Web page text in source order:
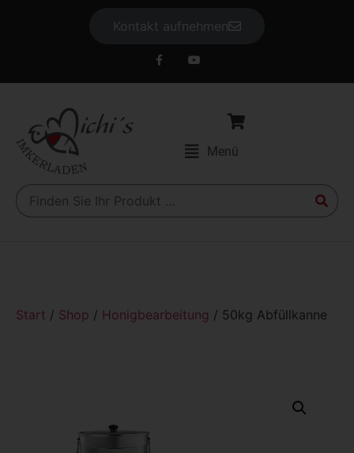
Kontakt aufnehmen
Menü
Start / Shop / Honigbearbeitung / 50kg Abfüllkanne